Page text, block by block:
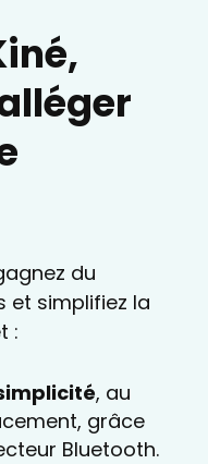
du
et simplifiez la
:
, au
grâce
Bluetooth.